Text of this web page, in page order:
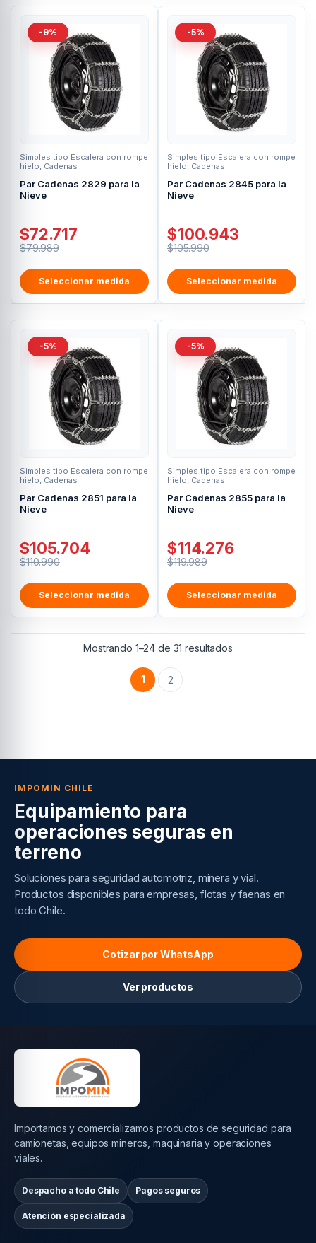
Simples tipo Escalera con rompe
hielo, Cadenas
-9%
Par Cadenas 2829 para la
Nieve
$72.717
$79.989
Seleccionar medida
Simples tipo Escalera con rompe
hielo, Cadenas
-5%
Par Cadenas 2845 para la
Nieve
$100.943
$105.990
Seleccionar medida
Simples tipo Escalera con rompe
hielo, Cadenas
-5%
Par Cadenas 2851 para la
Nieve
$105.704
$110.990
Seleccionar medida
Simples tipo Escalera con rompe
hielo, Cadenas
-5%
Par Cadenas 2855 para la
Nieve
$114.276
$119.989
Seleccionar medida
Mostrando 1–24 de 31 resultados
1 2
IMPOMIN CHILE
Equipamiento para
operaciones seguras en
terreno
Soluciones para seguridad automotriz, minera y vial.
Productos disponibles para empresas, flotas y faenas en
todo Chile.
Cotizar por WhatsApp
Ver productos
Importamos y comercializamos productos de seguridad para
camionetas, equipos mineros, maquinaria y operaciones
viales.
Despacho a todo Chile Pagos seguros
Atención especializada